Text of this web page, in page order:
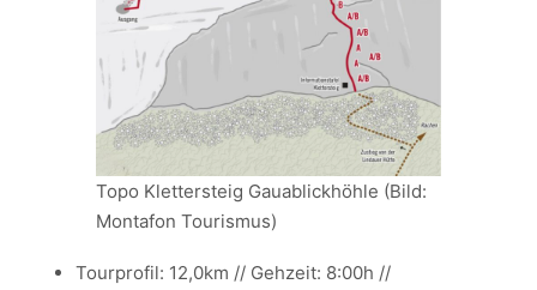
Topo Klettersteig Gauablickhöhle (Bild:
Montafon Tourismus)
Tourprofil: 12,0km // Gehzeit: 8:00h //